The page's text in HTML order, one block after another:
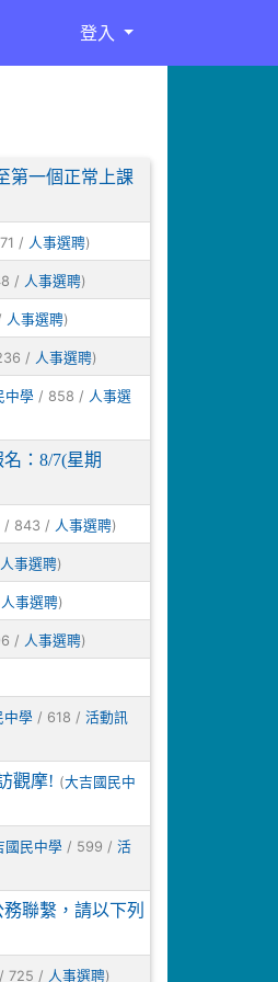
登入
第一個正常上課
/ 人事選聘)
/ 人事選聘)
人事選聘)
/ 人事選聘)
中學 / 858 / 人事選
：8/7(星期
/ 843 / 人事選聘)
人事選聘)
人事選聘)
/ 人事選聘)
中學 / 618 / 活動訊
觀摩! (大吉國民中
國民中學 / 599 / 活
聯繫，請以下列
/ 725 / 人事選聘)